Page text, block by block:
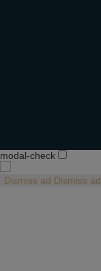
modal-check
Dismiss ad Dismiss ad